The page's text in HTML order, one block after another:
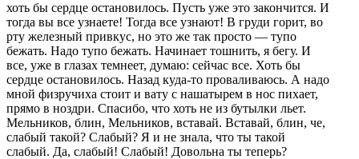
хоть бы сердце остановилось. Пусть уже это закончится. И
тогда вы все узнаете! Тогда все узнают! В груди горит, во
рту железный привкус, но это же так просто — тупо
бежать. Надо тупо бежать. Начинает тошнить, я бегу. И
все, уже в глазах темнеет, думаю: сейчас все. Хоть бы
сердце остановилось. Назад куда-то проваливаюсь. А надо
мной физручиха стоит и вату с нашатырем в нос пихает,
прямо в ноздри. Спасибо, что хоть не из бутылки льет.
Мельников, блин, Мельников, вставай. Вставай, блин, че,
слабый такой? Слабый? Я и не знала, что ты такой
слабый. Да, слабый! Слабый! Довольна ты теперь?